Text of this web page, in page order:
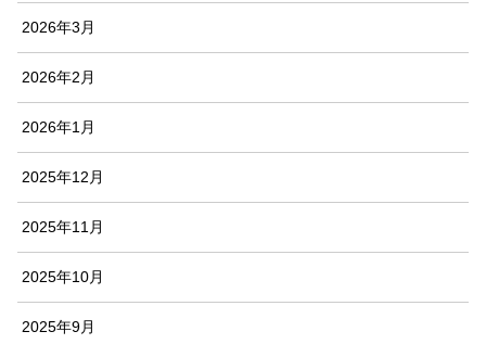
2026年3月
2026年2月
2026年1月
2025年12月
2025年11月
2025年10月
2025年9月